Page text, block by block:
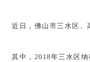
近日，佛山市三水区、
其中，2018年三水区